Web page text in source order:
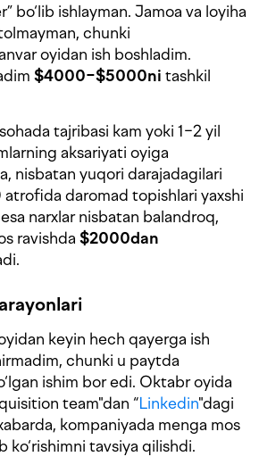
bo‘lib ishlayman. Jamoa va loyiha
chunki
oyidan ish boshladim.
$4000−$5000ni tashkil
tajribasi kam yoki 1−2 yil
aksariyati oyiga
nisbatan yuqori darajadagilari
daromad topishlari yaxshi
narxlar nisbatan balandroq,
ravishda $2000dan
keyin hech qayerga ish
chunki u paytda
ishim bor edi. Oktabr oyida
team"dan “Linkedin"dagi
kompaniyada menga mos
ko‘rishimni tavsiya qilishdi.